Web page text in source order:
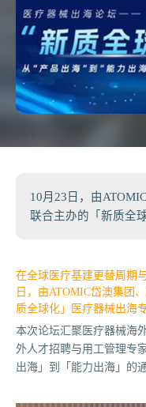
10月23日，由
联合主办的「新质全
在全球医疗基建更替周期
日，由ATOMIC岱澳集团
质全球化」医疗器械出海
本次论坛汇聚医疗器械海
外人才招聘与用工管理专
出海」到「能力出海」的